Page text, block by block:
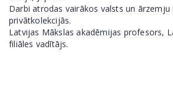
Darbi atrodas vairākos valsts un
privātkolekcijās.
Latvijas Mākslas akadēmijas profesors,
filiāles vadītājs.